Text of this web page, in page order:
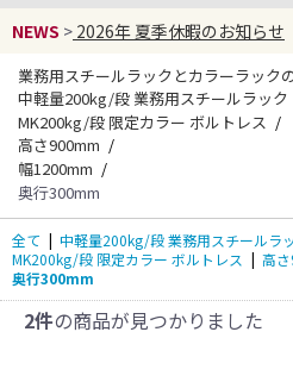
NEWS > 2026年 夏季休暇のお知らせ
業務用スチールラックとカラーラック
中軽量200kg/段 業務用スチールラック
MK200kg/段 限定カラー ボルトレス
高さ900mm
幅1200mm
奥行300mm
全て | 中軽量200kg/段 業務用スチールラ
MK200kg/段 限定カラー ボルトレス | 高
奥行300mm
2件の商品が見つかりました